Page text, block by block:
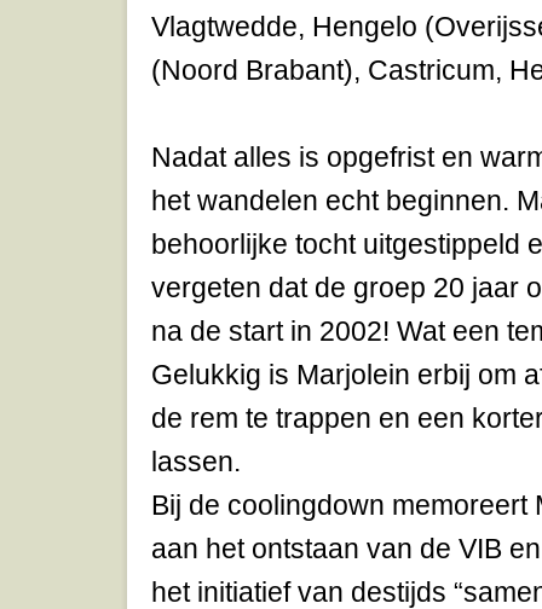
Vlagtwedde, Hengelo
(Noord Brabant), Castricum,
Nadat alles is opgefrist en
het wandelen echt beginnen.
behoorlijke tocht uitgestippeld
vergeten dat de groep 20 jaar
na de start in 2002! Wat een
Gelukkig is Marjolein erbij om
de rem te trappen en een
lassen.
Bij de coolingdown memoreert
aan het ontstaan van de VIB
het initiatief van destijds